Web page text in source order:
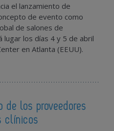
el lanzamiento de
de evento como
de salones de
lugar los días 4 y 5 de abril
en Atlanta (EEUU).
de los proveedores
clínicos